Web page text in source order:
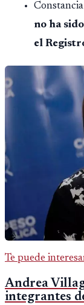
no ha
el
Te puede
Andrea
integrantes